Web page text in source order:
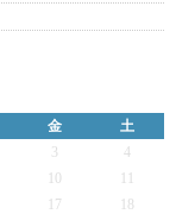
金
土
3
4
17